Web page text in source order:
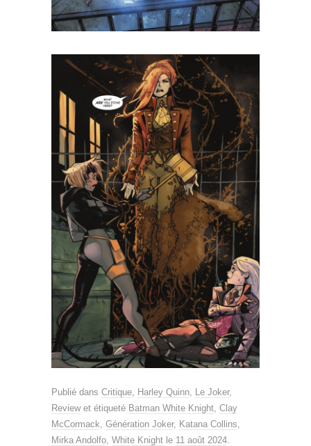
Publié dans Critique Harley Quinn Le Joker,
Reviewet étiqueté Batman White Knight Clay
McCormack Génération Joker, Katana Collins
Mirka Andolfo White Knight le 11 août 2024